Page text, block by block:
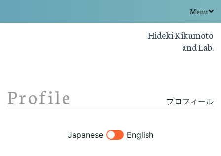
Menu
Hideki Kikumoto
and Lab.
Profile プロフィール
Japanese English